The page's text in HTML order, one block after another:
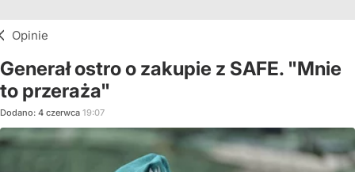
Opinie
Generał ostro o zakupie z SAFE. "Mnie
to przeraża"
Dodano: 4 czerwca 19:07